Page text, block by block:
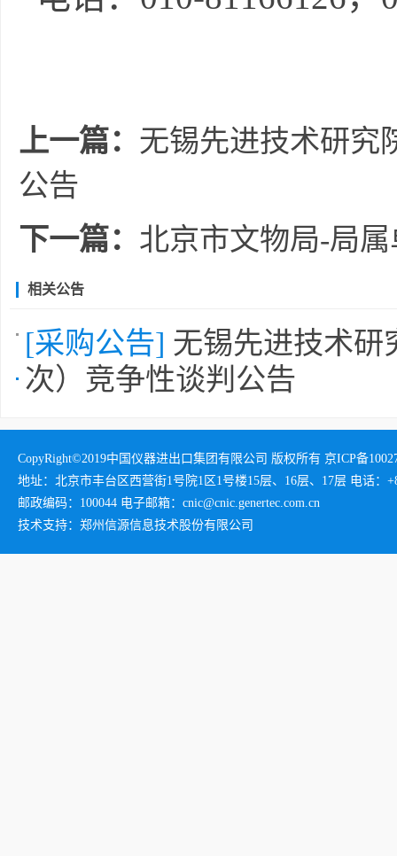
上一篇： 无锡先进技术研究
公告
下一篇： 北京市文物局-局
相关公告
[采购公告] 无锡先进技术研
次）竞争性谈判公告
CopyRight©2019中国仪器进出口集团有限公司 版权所有 京ICP备
地址：北京市丰台区西营街1号院1区1号楼15层、16层、17层 电话：
邮政编码：100044 电子邮箱：cnic@cnic.genertec.com.cn
技术支持：郑州信源信息技术股份有限公司